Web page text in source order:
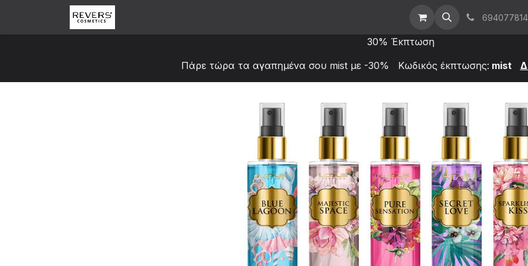
Χονδρική
30% Έκπτωση
Πάρε τώρα τα αγαπημένα σου mist με -30% Κωδικός έκπτωσης: mist